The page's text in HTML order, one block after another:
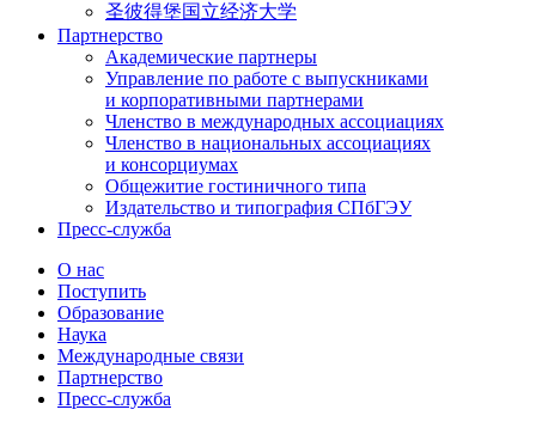
圣彼得堡国立经济大学
Партнерство
Академические партнеры
Управление по работе с выпускниками
и корпоративными партнерами
Членство в международных ассоциациях
Членство в национальных ассоциациях
и консорциумах
Общежитие гостиничного типа
Издательство и типография СПбГЭУ
Пресс-служба
О нас
Поступить
Образование
Наука
Международные связи
Партнерство
Пресс-служба